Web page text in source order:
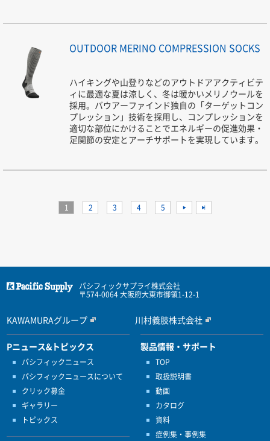
OUTDOOR MERINO COMPRESSION SOCKS
ハイキングや山登りなどのアウトドアアクティビテ
ィに最適な夏は涼しく、冬は暖かいメリノウールを
採用。バウアーファインド独自の「ターゲットコン
プレッション」技術を採用し、コンプレッションを
適切な部位にかけることでエネルギーの促進効果・
足関節の安定とアーチサポートを実現しています。
1 2 3 4 5
パシフィックサプライ株式会社
〒574-0064 大阪府大東市御領1-12-1
KAWAMURAグループ 川村義肢株式会社
Pニュース&トピックス
パシフィックニュース
パシフィックニュースについて
クリック募金
ギャラリー
トピックス
製品情報・サポート
TOP
取扱説明書
動画
カタログ
資料
症例集・事例集